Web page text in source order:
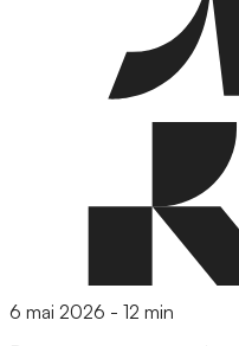
6 mai 2026 - 12 min